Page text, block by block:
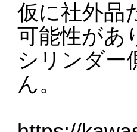
仮に社外品
可能性があ
シリンダー
ん。